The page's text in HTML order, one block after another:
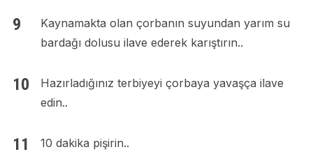
Kaynamakta olan çorbanın suyundan yarım su
bardağı dolusu ilave ederek karıştırın..
Hazırladığınız terbiyeyi çorbaya yavaşça ilave
edin..
10 dakika pişirin..